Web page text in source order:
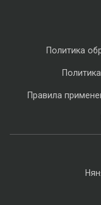
Политика
Правила